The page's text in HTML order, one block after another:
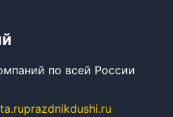
по всей России
prazdnikdushi.ru